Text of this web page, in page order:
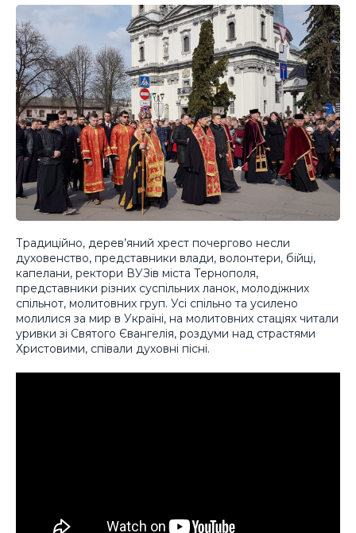
Традиційно, дерев’яний хрест почергово несли
духовенство, представники влади, волонтери, бійці,
капелани, ректори ВУЗів міста Тернополя,
представники різних суспільних ланок, молодіжних
спільнот, молитовних груп. Усі спільно та усилено
молилися за мир в Україні, на молитовних стаціях читали
уривки зі Святого Євангелія, роздуми над страстями
Христовими, співали духовні пісні.